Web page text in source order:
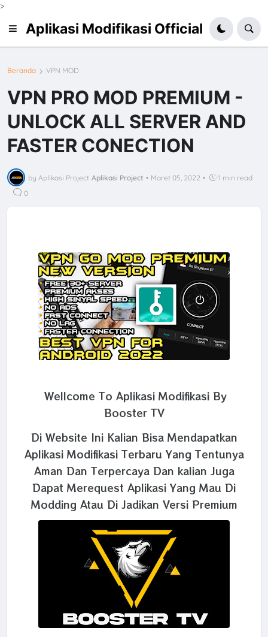
>
Aplikasi Modifikasi Official
Beranda VPN MOD
VPN PRO MOD PREMIUM -
UNLOCK ALL SERVER AND
FASTER CONECTION
by Aplikasi Project Aplikasi Project • Maret 05, 2022 •
1 min read
0
Wellcome To Aplikasi Modifikasi By
Booster TV
Di Website Ini Kalian Bisa Mendapatkan
Aplikasi Modifikasi Terbaru Yang Tentunya
Aman Dan Terpercaya Dan kalian Juga
Dapat Merequest Aplikasi Yang Mau Di
Modding Atau Di Jadikan Versi Premium